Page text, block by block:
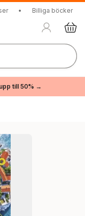
• Billiga böcker
till 50% →